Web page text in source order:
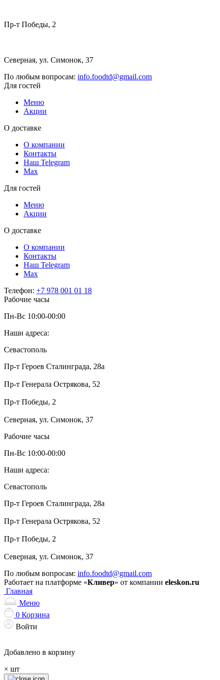
Пр-т Победы, 2
Северная, ул. Симонок, 37
По любым вопросам: info.foodtd@gmail.com
Для гостей
Меню
Акции
О доставке
О компании
Контакты
Наш Telegram
Мах
Для гостей
Меню
Акции
О доставке
О компании
Контакты
Наш Telegram
Мах
Телефон: +7 978 001 01 18
Рабочие часы
Пн-Вс 10:00-00:00
Наши адреса:
Севастополь
Пр-т Героев Сталинграда, 28а
Пр-т Генерала Острякова, 52
Пр-т Победы, 2
Северная, ул. Симонок, 37
Рабочие часы
Пн-Вс 10:00-00:00
Наши адреса:
Севастополь
Пр-т Героев Сталинграда, 28а
Пр-т Генерала Острякова, 52
Пр-т Победы, 2
Северная, ул. Симонок, 37
По любым вопросам: info.foodtd@gmail.com
Работает на платформе «Кливер» от компании eleskon.ru
Главная
Меню
0 Корзина
Войти
Добавлено в корзину
× шт